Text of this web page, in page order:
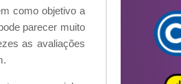
como objetivo a
parecer muito
as avaliações